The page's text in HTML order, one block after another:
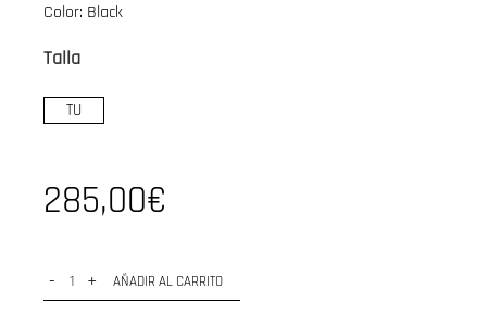
Color: Black
Talla
TU
285,00€
- + AÑADIR AL CARRITO